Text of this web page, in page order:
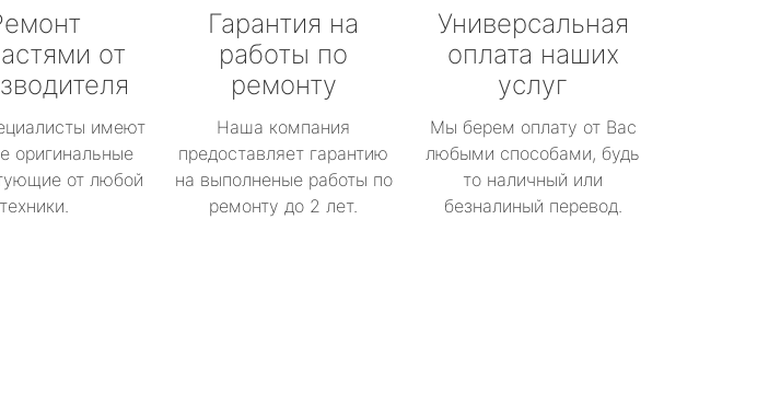
от
имеют
оригинальные
от любой
техники.
Гарантия на
работы по
ремонту
Наша компания
предоставляет гарантию
на выполненые работы по
ремонту до 2 лет.
Универсальная
оплата наших
услуг
Мы берем оплату от Вас
любыми способами, будь
то наличный или
безналиный перевод.